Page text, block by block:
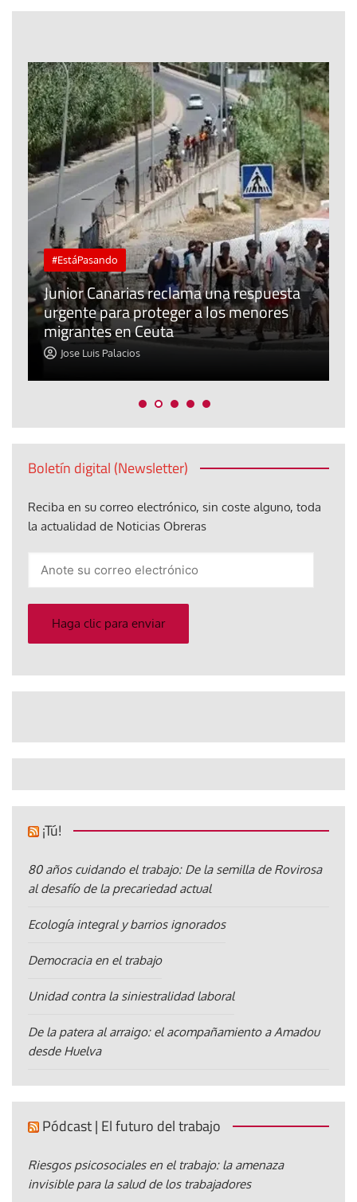
#EstáPasando
Junior Canarias reclama una respuesta
urgente para proteger a los menores
migrantes en Ceuta
Jose Luis Palacios
Boletín digital (Newsletter)
Reciba en su correo electrónico, sin coste alguno, toda
la actualidad de Noticias Obreras
electrónico
Haga clic para enviar
¡Tú!
80 años cuidando el trabajo: De la semilla de Rovirosa
al desafío de la precariedad actual
Ecología integral y barrios ignorados
Democracia en el trabajo
Unidad contra la siniestralidad laboral
De la patera al arraigo: el acompañamiento a Amadou
desde Huelva
Pódcast | El futuro del trabajo
Riesgos psicosociales en el trabajo: la amenaza
invisible para la salud de los trabajadores